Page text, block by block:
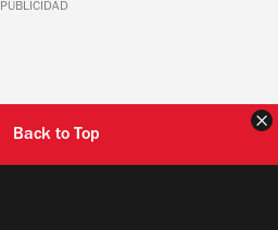
PUBLICIDAD
Back to Top